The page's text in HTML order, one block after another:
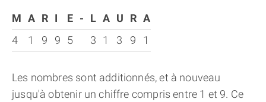
M A R I E - L A U R A
4
1 9 9 5 3 1 3 9 1
Les nombres sont additionnés, et à nouveau
jusqu'à obtenir un chiffre compris entre 1 et 9. Ce